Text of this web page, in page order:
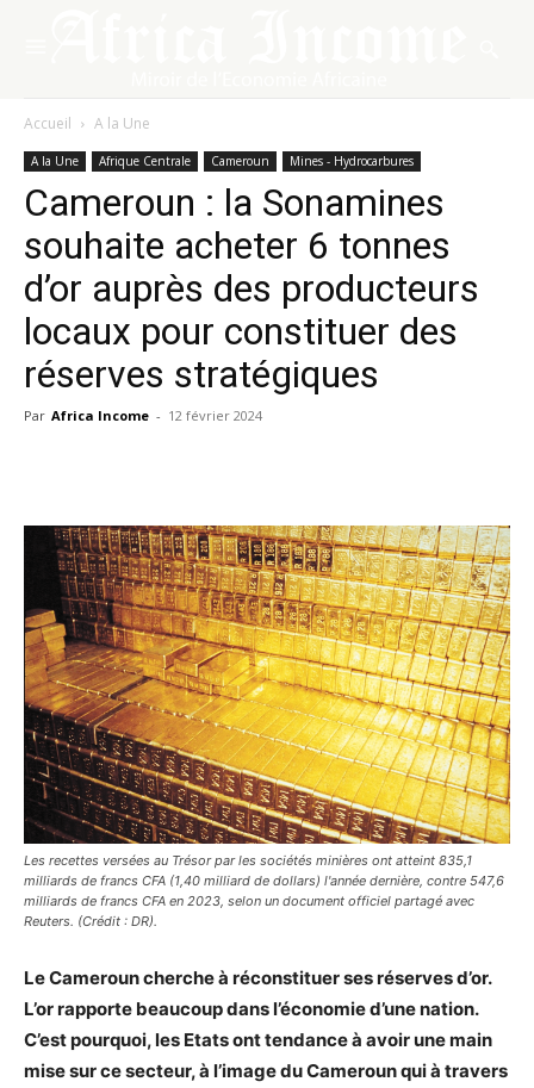
Accueil A la Une
A la Une Afrique Centrale Cameroun Mines - Hydrocarbures
Cameroun : la Sonamines
souhaite acheter 6 tonnes
d’or auprès des producteurs
locaux pour constituer des
réserves stratégiques
Par Africa Income - 12 février 2024
Les recettes versées au Trésor par les sociétés minières ont atteint 835,1
milliards de francs CFA (1,40 milliard de dollars) l'année dernière, contre 547,6
milliards de francs CFA en 2023, selon un document officiel partagé avec
Reuters. (Crédit : DR).
Le Cameroun cherche à réconstituer ses réserves d’or.
L’or rapporte beaucoup dans l’économie d’une nation.
C’est pourquoi, les Etats ont tendance à avoir une main
mise sur ce secteur, à l’image du Cameroun qui à travers